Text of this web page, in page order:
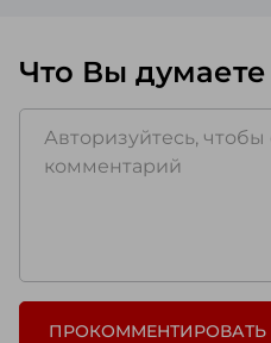
Что Вы
ПРОКОММЕНТИРОВАТЬ